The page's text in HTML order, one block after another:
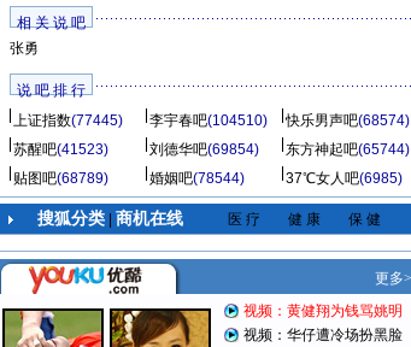
相 关 说 吧
张勇
说 吧 排 行
上证指数(77445) 李宇春吧(104510) 快乐男声吧(68574)
苏醒吧(41523) 刘德华吧(69854) 东方神起吧(65744)
贴图吧(68789) 婚姻吧(78544) 37℃女人吧(6985)
搜狐分类| 商机在线 医 疗 健 康 保 健